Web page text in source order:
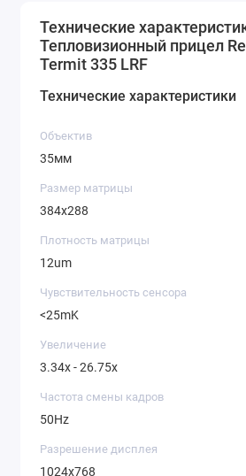
Технические
Тепловизионный прицел
Termit 335 LRF
Технические характеристики
Объектив
35мм
Размер матрицы
384x288
Плотность матрицы
12um
Чувствительность сенсора
<25mK
Увеличение
3.34x - 26.75x
Частота смены кадров
50Hz
Разрешение дисплея
1024x768